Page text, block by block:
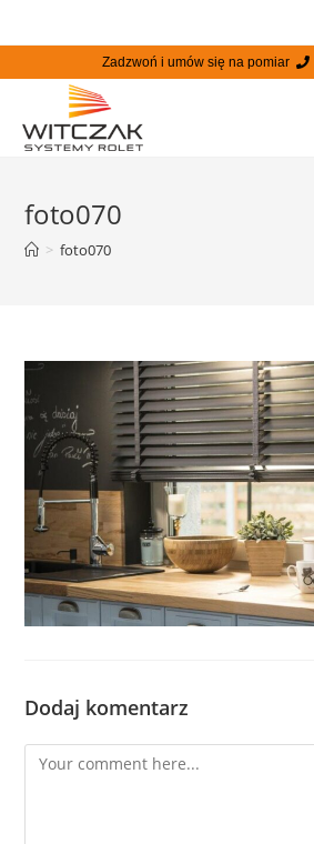
Zadzwoń i umów się na pomiar
foto070
> foto070
Dodaj komentarz